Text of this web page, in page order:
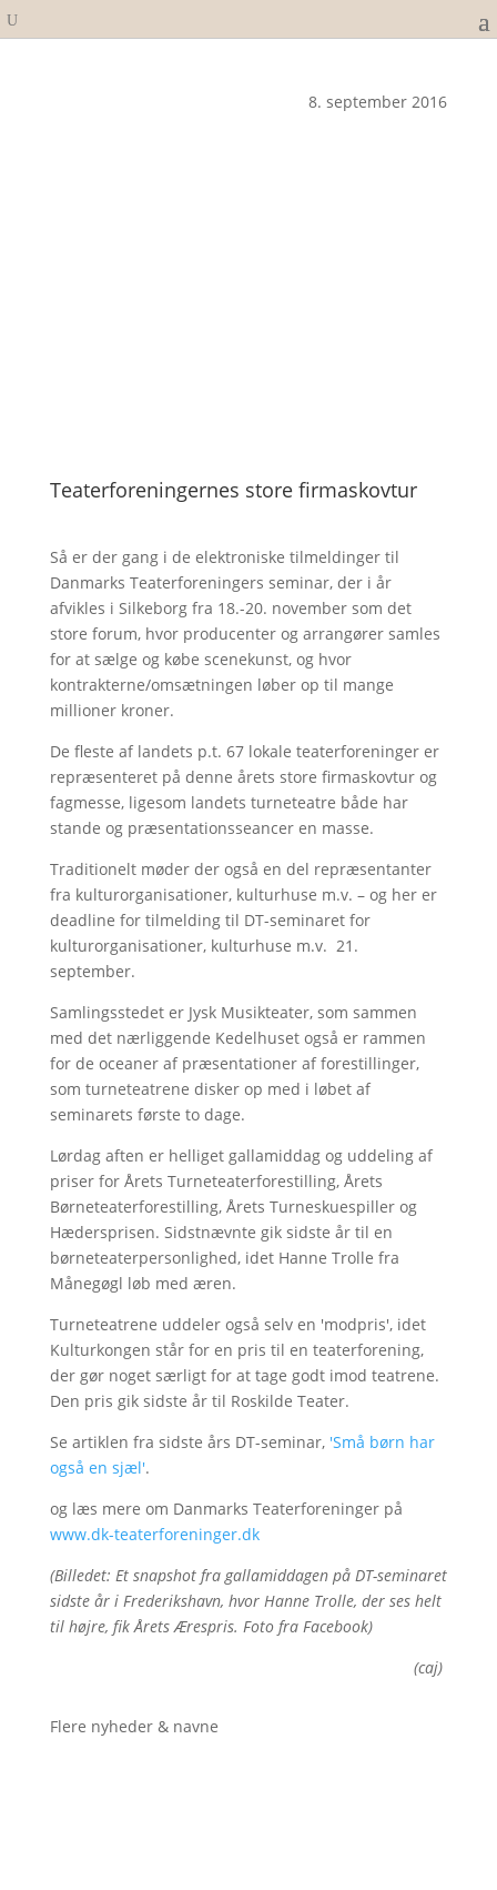
8. september 2016
Teaterforeningernes store firmaskovtur
Så er der gang i de elektroniske tilmeldinger til
Danmarks Teaterforeningers seminar, der i år
afvikles i Silkeborg fra 18.-20. november som det
store forum, hvor producenter og arrangører samles
for at sælge og købe scenekunst, og hvor
kontrakterne/omsætningen løber op til mange
millioner kroner.
De fleste af landets p.t. 67 lokale teaterforeninger er
repræsenteret på denne årets store firmaskovtur og
fagmesse, ligesom landets turneteatre både har
stande og præsentationsseancer en masse.
Traditionelt møder der også en del repræsentanter
fra kulturorganisationer, kulturhuse m.v. – og her er
deadline for tilmelding til DT-seminaret for
kulturorganisationer, kulturhuse m.v. 21.
september.
Samlingsstedet er Jysk Musikteater, som sammen
med det nærliggende Kedelhuset også er rammen
for de oceaner af præsentationer af forestillinger,
som turneteatrene disker op med i løbet af
seminarets første to dage.
Lørdag aften er helliget gallamiddag og uddeling af
priser for Årets Turneteaterforestilling, Årets
Børneteaterforestilling, Årets Turneskuespiller og
Hædersprisen. Sidstnævnte gik sidste år til en
børneteaterpersonlighed, idet Hanne Trolle fra
Månegøgl løb med æren.
Turneteatrene uddeler også selv en 'modpris', idet
Kulturkongen står for en pris til en teaterforening,
der gør noget særligt for at tage godt imod teatrene.
Den pris gik sidste år til Roskilde Teater.
Se artiklen fra sidste års DT-seminar, 'Små børn har
også en sjæl'.
og læs mere om Danmarks Teaterforeninger på
www.dk-teaterforeninger.dk
(Billedet: Et snapshot fra gallamiddagen på DT-seminaret
sidste år i Frederikshavn, hvor Hanne Trolle, der ses helt
til højre, fik Årets Ærespris. Foto fra Facebook)
(caj)
Flere nyheder & navne